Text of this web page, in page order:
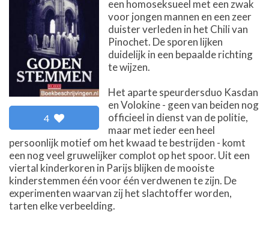
4
een homoseksueel met een zwak
voor jongen mannen en een zeer
duister verleden in het Chili van
Pinochet. De sporen lijken
duidelijk in een bepaalde richting
te wijzen.
Het aparte speurdersduo Kasdan
en Volokine - geen van beiden nog
officieel in dienst van de politie,
maar met ieder een heel
persoonlijk motief om het kwaad te bestrijden - komt
een nog veel gruwelijker complot op het spoor. Uit een
viertal kinderkoren in Parijs blijken de mooiste
kinderstemmen één voor één verdwenen te zijn. De
experimenten waarvan zij het slachtoffer worden,
tarten elke verbeelding.